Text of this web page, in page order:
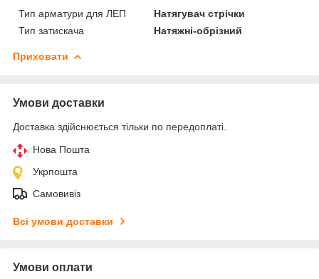
Тип арматури для ЛЕП
Натягувач стрічки
Тип затискача
Натяжні-обрізний
Приховати
Умови доставки
Доставка здійснюється тільки по передоплаті.
Нова Пошта
Укрпошта
Самовивіз
Всі умови доставки
Умови оплати